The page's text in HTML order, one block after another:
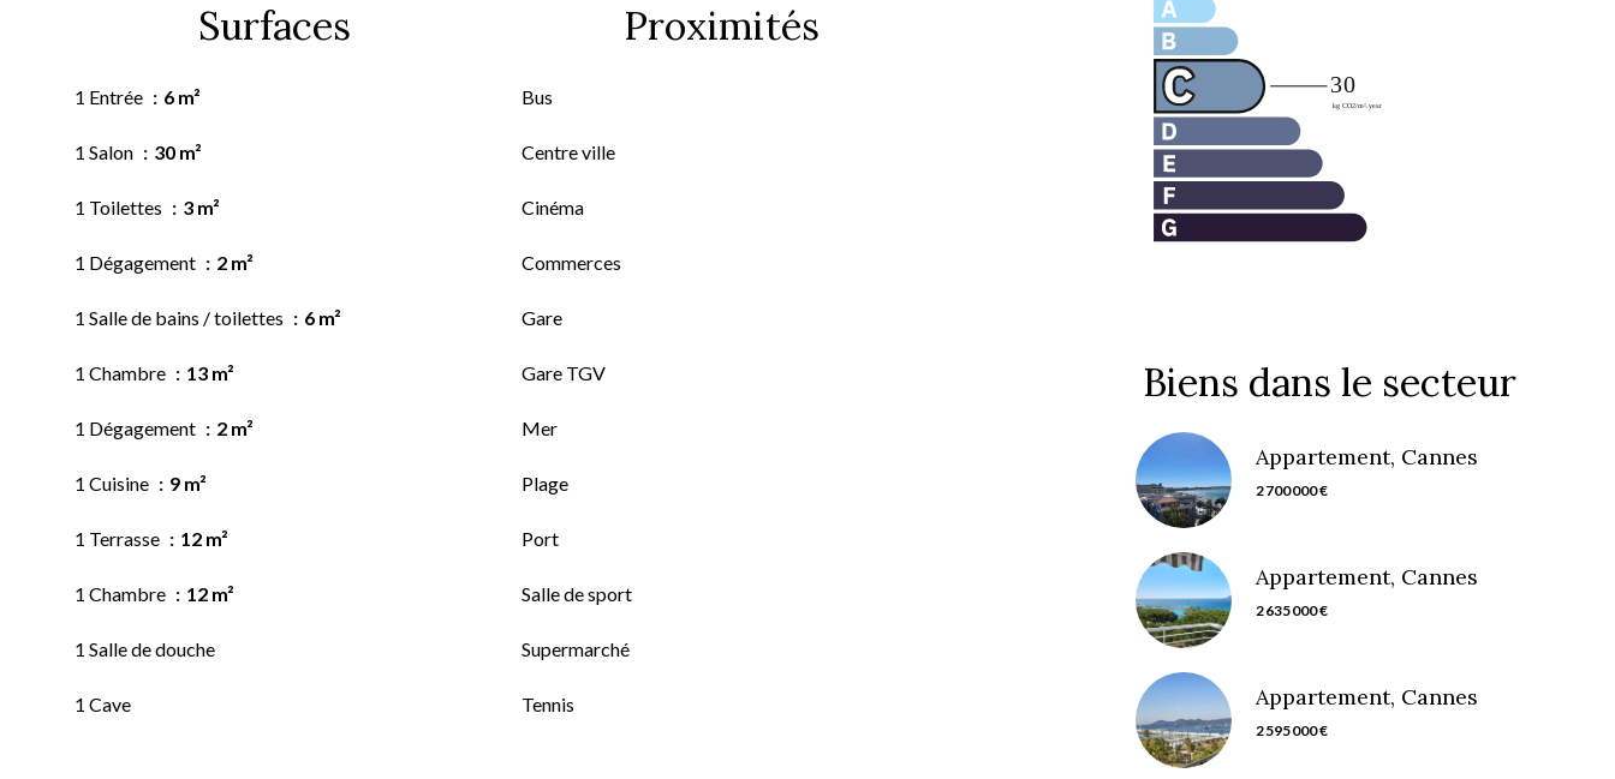
Surfaces
1 Entrée 6 m²
1 Salon 30 m²
1 Toilettes 3 m²
1 Dégagement 2 m²
1 Salle de bains / toilettes 6 m²
1 Chambre 13 m²
1 Dégagement 2 m²
1 Cuisine 9 m²
1 Terrasse 12 m²
1 Chambre 12 m²
1 Salle de douche
1 Cave
Proximités
Bus
Centre ville
Cinéma
Commerces
Gare
Gare TGV
Mer
Plage
Port
Salle de sport
Supermarché
Tennis
Biens dans le secteur
Appartement, Cannes
2 700 000 €
Appartement, Cannes
2 635 000 €
Appartement, Cannes
2 595 000 €